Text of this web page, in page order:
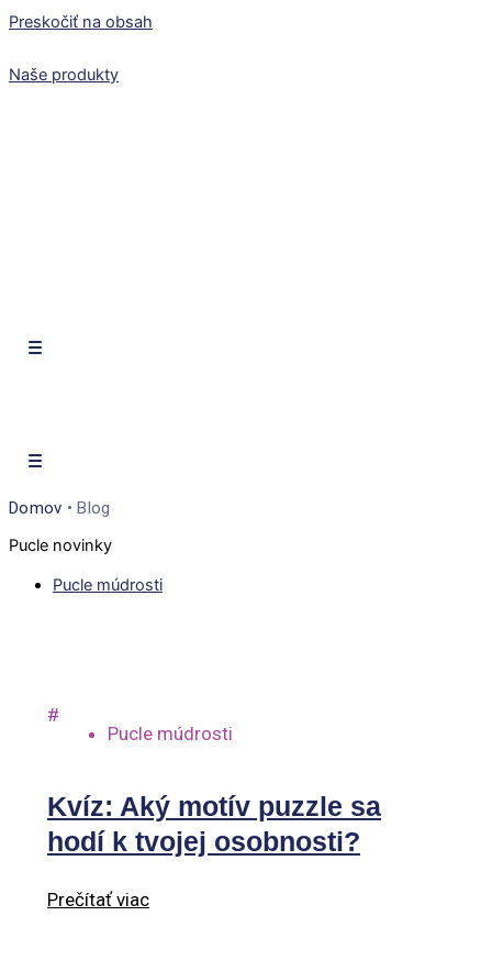
Preskočiť na obsah
Naše produkty
Domov •Blog
Pucle novinky
Pucle múdrosti
#
Pucle múdrosti
Kvíz: Aký motív puzzle sa
hodí k tvojej osobnosti?
Prečítať viac